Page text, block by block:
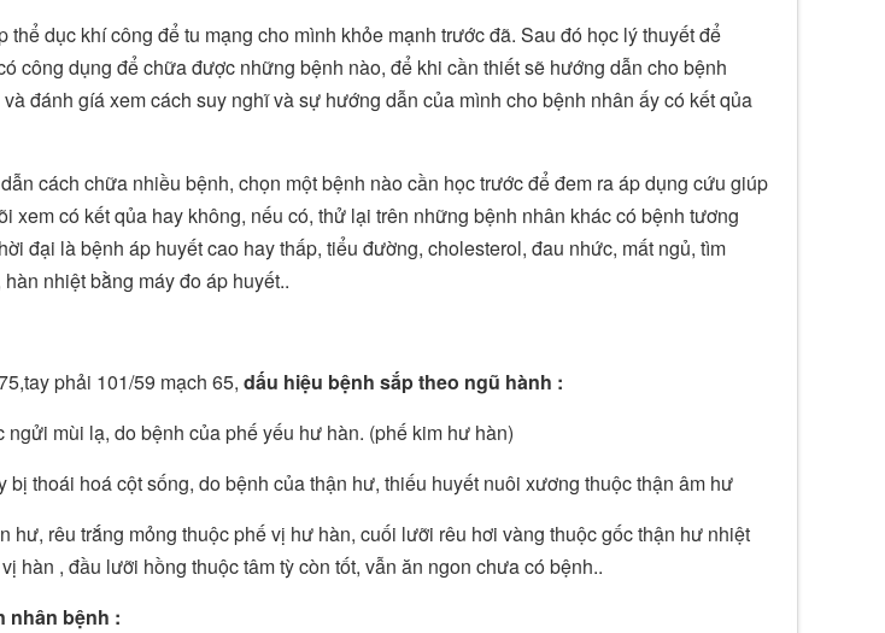
thể dục khí công để tu mạng cho mình khỏe mạnh trước đã. Sau đó học lý thuyết để
công dụng để chữa được những bệnh nào, để khi cần thiết sẽ hướng dẫn cho bệnh
đánh gíá xem cách suy nghĩ và sự hướng dẫn của mình cho bệnh nhân ấy có kết qủa
cách chữa nhiều bệnh, chọn một bệnh nào cần học trước để đem ra áp dụng cứu giúp
xem có kết qủa hay không, nếu có, thử lại trên những bệnh nhân khác có bệnh tương
đại là bệnh áp huyết cao hay thấp, tiểu đường, cholesterol, đau nhức, mất ngủ, tìm
nhiệt bằng máy đo áp huyết..
phải 101/59 mạch 65, dấu hiệu bệnh sắp theo ngũ hành :
mùi lạ, do bệnh của phế yếu hư hàn. (phế kim hư hàn)
bị thoái hoá cột sống, do bệnh của thận hư, thiếu huyết nuôi xương thuộc thận âm hư
hư, rêu trắng mỏng thuộc phế vị hư hàn, cuối lưỡi rêu hơi vàng thuộc gốc thận hư nhiệt
hàn , đầu lưỡi hồng thuộc tâm tỳ còn tốt, vẫn ăn ngon chưa có bệnh..
nhân bệnh :